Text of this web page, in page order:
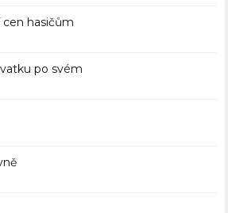
hasičům
po svém